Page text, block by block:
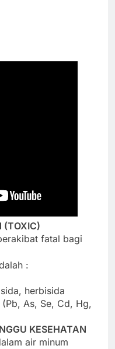
(TOXIC)
fatal bagi
:
herbisida
As, Se, Cd, Hg,
KESEHATAN
air minum